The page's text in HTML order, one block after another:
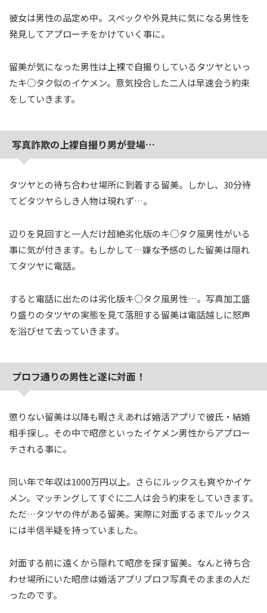
彼女は男性の品定め中。スペックや外見共に気になる男性を
発見してアプローチをかけていく事に。
留美が気になった男性は上裸で自撮りしているタツヤといっ
たキ○タク似のイケメン。意気投合した二人は早速会う約束
をしていきます。
写真詐欺の上裸自撮り男が登場…
タツヤとの待ち合わせ場所に到着する留美。しかし、30分待
てどタツヤらしき人物は現れず…。
辺りを見回すと一人だけ超絶劣化版のキ○タク風男性がいる
事に気が付きます。もしかして…嫌な予感のした留美は隠れ
てタツヤに電話。
すると電話に出たのは劣化版キ○タク風男性…。写真加工盛
り盛りのタツヤの実態を見て落胆する留美は電話越しに怒声
を浴びせて去っていきます。
プロフ通りの男性と遂に対面！
懲りない留美は以降も暇さえあれば婚活アプリで彼氏・結婚
相手探し。その中で昭彦といったイケメン男性からアプロー
チされる事に。
同い年で年収は1000万円以上。さらにルックスも爽やかイケ
メン。マッチングしてすぐに二人は会う約束をしていきます。
ただ…タツヤの件がある留美。実際に対面するまでルックス
には半信半疑を持っていました。
対面する前に遠くから隠れて昭彦を探す留美。なんと待ち合
わせ場所にいた昭彦は婚活アプリプロフ写真そのままの人だ
ったのです。